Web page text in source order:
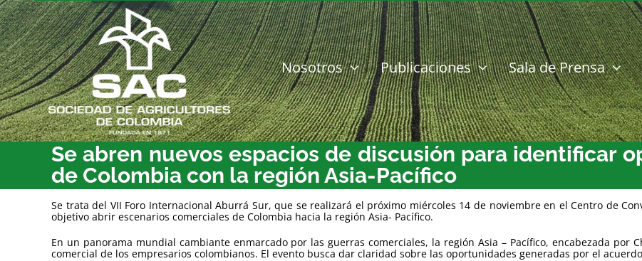
Saltar
al
contenido
Nosotros Publicaciones Sala de Prensa
Se abren nuevos espacios de discusión para identificar
de Colombia con la región Asia-Pacífico
Se trata del VII Foro Internacional Aburrá Sur, que se realizará el próximo miércoles 14 de noviembre en el Centro de
objetivo abrir escenarios comerciales de Colombia hacia la región Asia- Pacífico.
En un panorama mundial cambiante enmarcado por las guerras comerciales, la región Asia – Pacífico, encabezada por
comercial de los empresarios colombianos. El evento busca dar claridad sobre las oportunidades generadas por el